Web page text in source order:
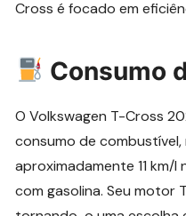
Cross é focado em
Consumo
O Volkswagen T-Cross
consumo de
aproximadamente 11 km/
com gasolina. Seu motor